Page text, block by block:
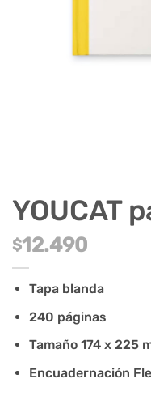
YOUCAT
$12.490
Tapa blanda
240 páginas
Tamaño 174 x 225
Encuadernación